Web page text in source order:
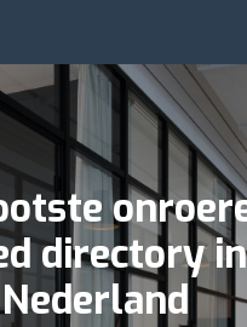
directory in
Nederland